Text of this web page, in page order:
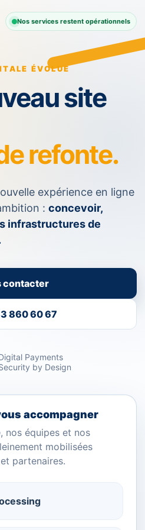
Nos services restent opérationnels
ÉVOLUE
site
refonte.
expérience en ligne
: concevoir,
infrastructures de
contacter
860 60 67
Payments
by Design
accompagner
nos équipes et nos
mobilisées
partenaires.